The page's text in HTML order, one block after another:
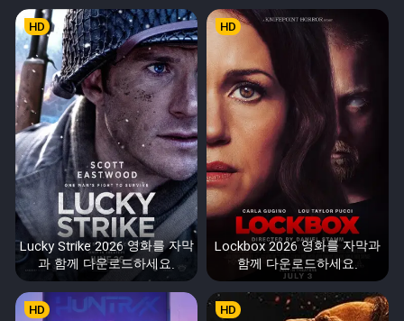
Lucky Strike 2026 영화를 자막
과 함께 다운로드하세요.
HD
Lockbox 2026 영화를 자막과
함께 다운로드하세요.
HD
HD HD